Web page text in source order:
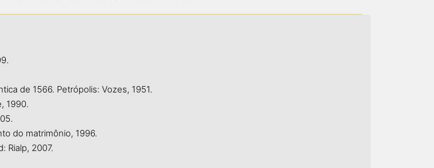
de 1566. Petrópolis: Vozes, 1951.
1990.
do matrimônio, 1996.
Rialp, 2007.